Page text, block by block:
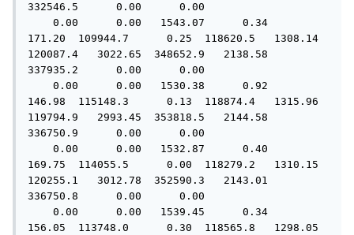
332546.5      0.00      0.00
171.20  109944.7      0.25  118620.5   1308.14
120087.4   3022.65  348652.9   2138.58
337935.2      0.00      0.00
146.98  115148.3      0.13  118874.4   1315.96
119794.9   2993.45  353818.5   2144.58
336750.9      0.00      0.00
169.75  114055.5      0.00  118279.2   1310.15
120255.1   3012.78  352590.3   2143.01
336750.8      0.00      0.00
156.05  113748.0      0.30  118565.8   1298.05